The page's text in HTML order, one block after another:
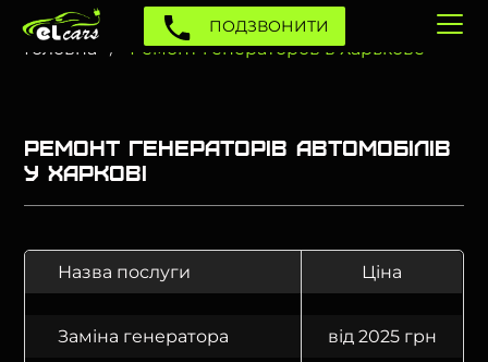
ПОДЗВОНИТИ
Головна Ремонт генераторов в Харькове
Ремонт генераторів автомобілів
у Харкові
Назва послуги Ціна
Заміна генератора від 2025 грн